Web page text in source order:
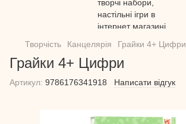
Творчість Канцелярія Грайки 4+ Цифри
Грайки 4+ Цифри
Артикул: 9786176341918 Написати відгук